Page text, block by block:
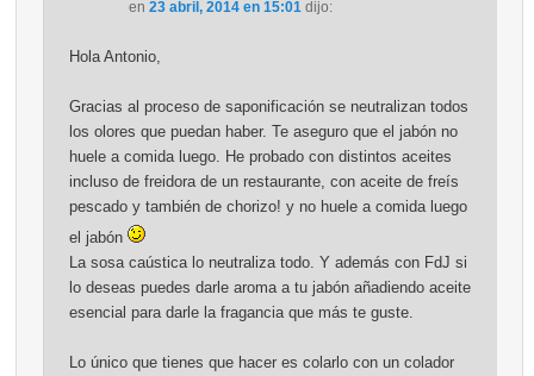
en 23 abril, 2014 en 15:01 dijo:
Hola Antonio,
Gracias al proceso de saponificación se neutralizan todos
los olores que puedan haber. Te aseguro que el jabón no
huele a comida luego. He probado con distintos aceites
incluso de freidora de un restaurante, con aceite de freís
pescado y también de chorizo! y no huele a comida luego
el jabón
La sosa caústica lo neutraliza todo. Y además con FdJ si
lo deseas puedes darle aroma a tu jabón añadiendo aceite
esencial para darle la fragancia que más te guste.
Lo único que tienes que hacer es colarlo con un colador